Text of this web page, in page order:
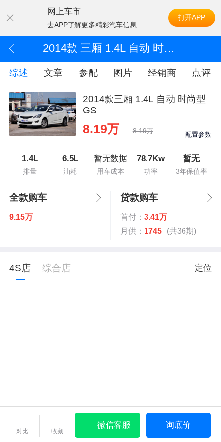
网上车市
去APP了解更多精彩汽车信息
打开APP
2014款 三厢 1.4L 自动 时尚型GS
综述 文章 参配 图片 经销商 点评
2014款三厢 1.4L 自动 时尚型
GS
8.19万 8.19万 配置参数
1.4L
排量
6.5L
油耗
暂无数据
用车成本
78.7Kw
功率
暂无
3年保值率
全款购车
9.15万
贷款购车
首付： 3.41万
月供： 1745 (共36期)
4S店 综合店 定位
对比 收藏
微信客服 询底价